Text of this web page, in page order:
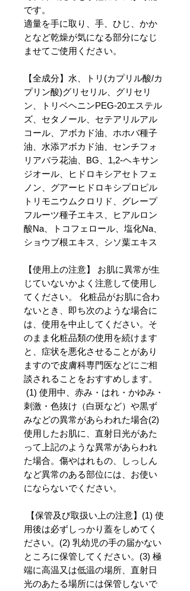
です。
適量を手に取り、手、ひじ、かか
となど乾燥が気になる部分になじ
ませてご使用ください。
【全成分】水、トリ(カプリル酸/カ
プリン酸)グリセリル、グリセリ
ン、トリベヘニンPEG-20エステル
ズ、セタノール、セテアリルアル
コール、アボカド油、ホホバ種子
油、水添アボカド油、センチフォ
リアバラ花油、BG、1,2-ヘキサン
ジオール、ヒドロキシアセトフェ
ノン、グアーヒドロキシプロピル
トリモニウムクロリド、グレープ
フルーツ種子エキス、ヒアルロン
酸Na、トコフェロール、塩化Na、
ショウブ根エキス、シソ葉エキス
【使用上の注意】 お肌に異常が生
じていないかよく注意して使用し
てください。 化粧品がお肌に合わ
ないとき、即ち次のような場合に
は、使用を中止してください。そ
のまま化粧品類の使用を続けます
と、症状を悪化させることがあり
ますので皮膚科専門医などにご相
談されることをおすすめします。
(1) 使用中、赤み・はれ・かゆみ・
刺激・色抜け（白斑など）や黒ず
みなどの異常があらわれた場合(2)
使用したお肌に、直射日光があた
って上記のような異常があらわれ
た場合。傷やはれもの、しっしん
など異常のある部位には、お使い
にならないでください。
【保管及び取扱い上の注意】(1) 使
用後は必ずしっかり蓋をしめてく
ださい。(2) 乳幼児の手の届かない
ところに保管してください。(3) 極
端に高温又は低温の場所、直射日
光のあたる場所には保管しないで